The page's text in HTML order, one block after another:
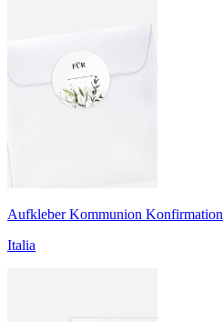
Aufkleber Kommunion Konfirmation
Italia